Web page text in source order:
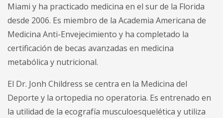
Miami y ha practicado medicina en el sur de la Florida
desde 2006. Es miembro de la Academia Americana de
Medicina Anti-Envejecimiento y ha completado la
certificación de becas avanzadas en medicina
metabólica y nutricional.
El Dr. Jonh Childress se centra en la Medicina del
Deporte y la ortopedia no operatoria. Es entrenado en
la utilidad de la ecografía musculoesquelética y utiliza